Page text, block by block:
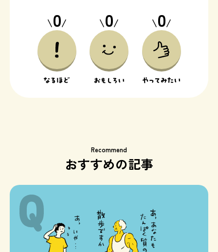
\0/ \0/ \0/
Recommend
おすすめの記事